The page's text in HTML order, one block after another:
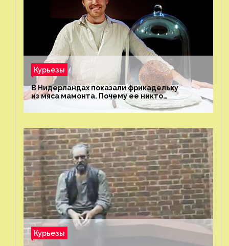
Курьезы
В Нидерландах показали фрикадельку
из мяса мамонта. Почему ее никто
Курьезы